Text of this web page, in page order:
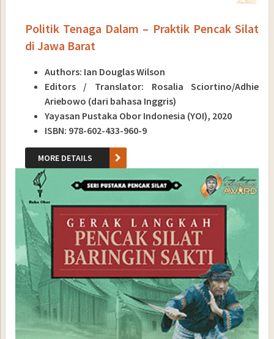
Politik Tenaga Dalam – Praktik Pencak Silat
di Jawa Barat
Authors: Ian Douglas Wilson
Editors / Translator: Rosalia Sciortino/Adhie
Ariebowo (dari bahasa Inggris)
Yayasan Pustaka Obor Indonesia (YOI), 2020
ISBN: 978-602-433-960-9
MORE DETAILS